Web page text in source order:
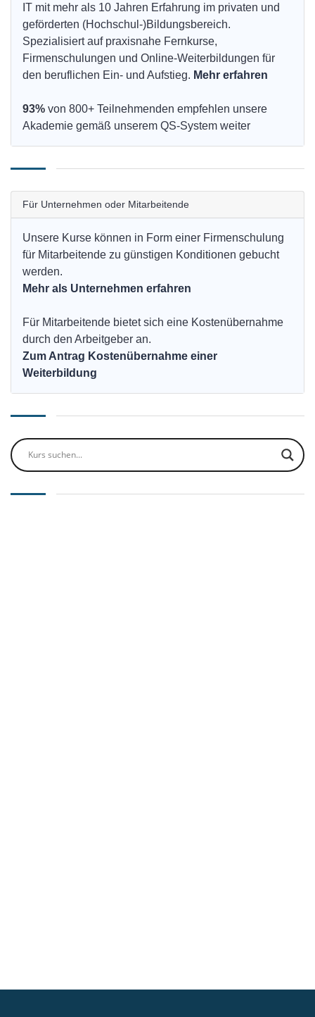
IT mit mehr als 10 Jahren Erfahrung im privaten und
geförderten (Hochschul-)Bildungsbereich.
Spezialisiert auf praxisnahe Fernkurse,
Firmenschulungen und Online-Weiterbildungen für
den beruflichen Ein- und Aufstieg. Mehr erfahren
93% von 800+ Teilnehmenden empfehlen unsere
Akademie gemäß unserem QS-System weiter
Für Unternehmen oder Mitarbeitende
Unsere Kurse können in Form einer Firmenschulung
für Mitarbeitende zu günstigen Konditionen gebucht
werden.
Mehr als Unternehmen erfahren
Für Mitarbeitende bietet sich eine Kostenübernahme
durch den Arbeitgeber an.
Zum Antrag Kostenübernahme einer
Weiterbildung